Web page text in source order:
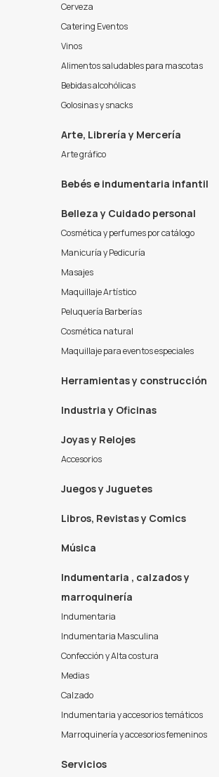
Cerveza
Catering Eventos
Vinos
Alimentos saludables para mascotas
Bebidas alcohólicas
Golosinas y snacks
Arte, Librería y Mercería
Arte gráfico
Bebés e indumentaria infantil
Belleza y Cuidado personal
Cosmética y perfumes por catálogo
Manicuría y Pedicuría
Masajes
Maquillaje Artístico
Peluquería Barberías
Cosmética natural
Maquillaje para eventos especiales
Herramientas y construcción
Industria y Oficinas
Joyas y Relojes
Accesorios
Juegos y Juguetes
Libros, Revistas y Comics
Música
Indumentaria , calzados y
marroquinería
Indumentaria
Indumentaria Masculina
Confección y Alta costura
Medias
Calzado
Indumentaria y accesorios temáticos
Marroquinería y accesorios femeninos
Servicios